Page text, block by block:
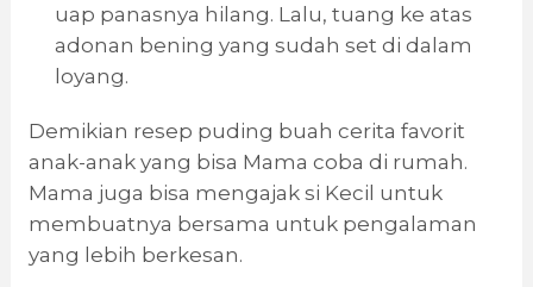
uap panasnya hilang. Lalu, tuang ke atas
adonan bening yang sudah set di dalam
loyang.
Demikian resep puding buah cerita favorit
anak-anak yang bisa Mama coba di rumah.
Mama juga bisa mengajak si Kecil untuk
membuatnya bersama untuk pengalaman
yang lebih berkesan.